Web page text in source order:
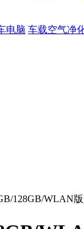
电脑 车载空气净
128GB/WLAN